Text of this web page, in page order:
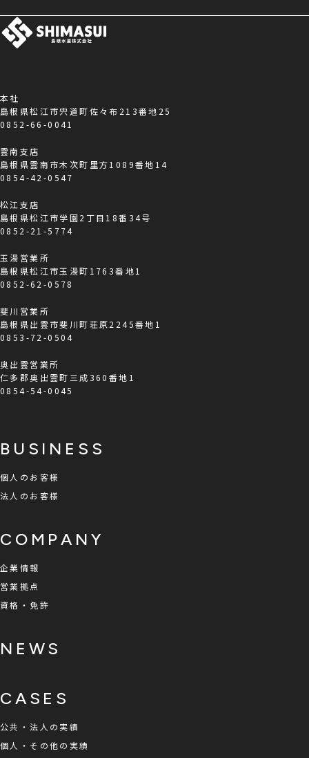
本社
島根県松江市宍道町佐々布213番地25
0852-66-0041
雲南支店
島根県雲南市木次町里方1089番地14
0854-42-0547
松江支店
島根県松江市学園2丁目18番34号
0852-21-5774
玉湯営業所
島根県松江市玉湯町1763番地1
0852-62-0578
斐川営業所
島根県出雲市斐川町荘原2245番地1
0853-72-0504
奥出雲営業所
仁多郡奥出雲町三成360番地1
0854-54-0045
BUSINESS
個人のお客様
法人のお客様
COMPANY
企業情報
営業拠点
資格・免許
NEWS
CASES
公共・法人の実績
個人・その他の実績